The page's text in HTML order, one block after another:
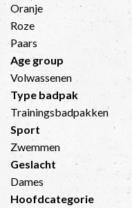
Oranje
Roze
Paars
Age group
Volwassenen
Type badpak
Trainingsbadpakken
Sport
Zwemmen
Geslacht
Dames
Hoofdcategorie